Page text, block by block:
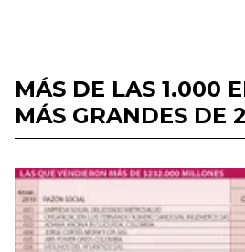
MÁS DE LAS 1.000
MÁS GRANDES DE